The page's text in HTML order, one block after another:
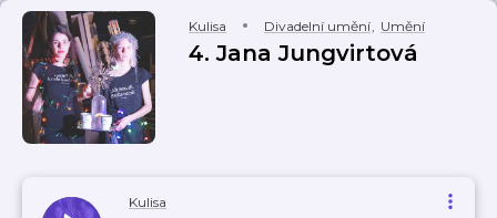
Kulisa Divadelní umění, Umění
4. Jana Jungvirtová
Kulisa